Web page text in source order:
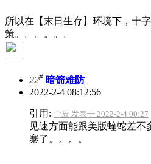
所以在【末日生存】环境下，十
策。。。。。。
22# 暗箭难防
2022-2-4 08:12:56
引用: 宀辰 发表于 2022-2-4 00:27
见速方面能跟美版蝰蛇差不
寨了。。。。